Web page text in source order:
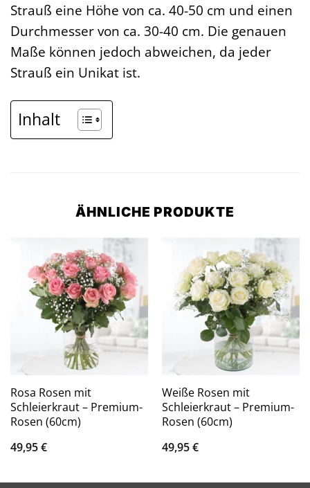
Strauß eine Höhe von ca. 40-50 cm und einen
Durchmesser von ca. 30-40 cm. Die genauen
Maße können jedoch abweichen, da jeder
Strauß ein Unikat ist.
Inhalt
ÄHNLICHE PRODUKTE
Rosa Rosen mit
Schleierkraut – Premium-
Rosen (60cm)
49,95€
Weiße Rosen mit
Schleierkraut – Premium-
Rosen (60cm)
49,95€